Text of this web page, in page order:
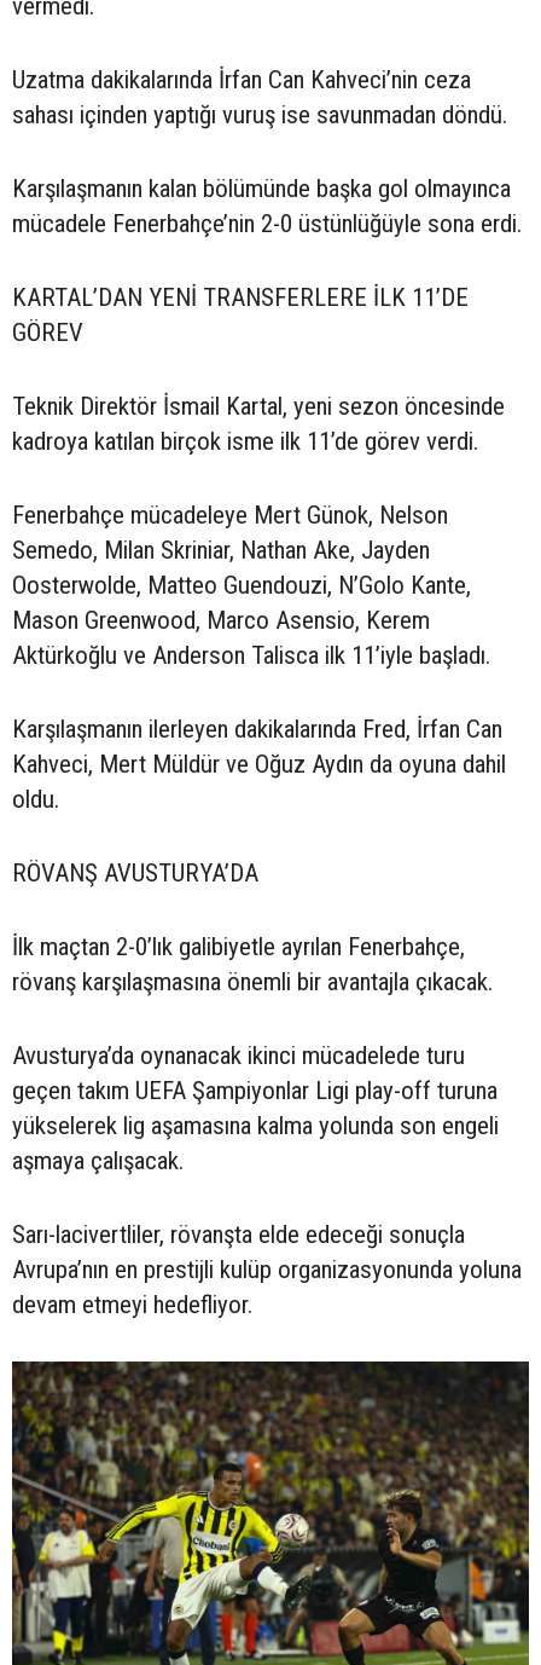
vermedi.
Uzatma dakikalarında İrfan Can Kahveci’nin ceza
sahası içinden yaptığı vuruş ise savunmadan döndü.
Karşılaşmanın kalan bölümünde başka gol olmayınca
mücadele Fenerbahçe’nin 2-0 üstünlüğüyle sona erdi.
KARTAL’DAN YENİ TRANSFERLERE İLK 11’DE
GÖREV
Teknik Direktör İsmail Kartal, yeni sezon öncesinde
kadroya katılan birçok isme ilk 11’de görev verdi.
Fenerbahçe mücadeleye Mert Günok, Nelson
Semedo, Milan Skriniar, Nathan Ake, Jayden
Oosterwolde, Matteo Guendouzi, N’Golo Kante,
Mason Greenwood, Marco Asensio, Kerem
Aktürkoğlu ve Anderson Talisca ilk 11’iyle başladı.
Karşılaşmanın ilerleyen dakikalarında Fred, İrfan Can
Kahveci, Mert Müldür ve Oğuz Aydın da oyuna dahil
oldu.
RÖVANŞ AVUSTURYA’DA
İlk maçtan 2-0’lık galibiyetle ayrılan Fenerbahçe,
rövanş karşılaşmasına önemli bir avantajla çıkacak.
Avusturya’da oynanacak ikinci mücadelede turu
geçen takım UEFA Şampiyonlar Ligi play-off turuna
yükselerek lig aşamasına kalma yolunda son engeli
aşmaya çalışacak.
Sarı-lacivertliler, rövanşta elde edeceği sonuçla
Avrupa’nın en prestijli kulüp organizasyonunda yoluna
devam etmeyi hedefliyor.